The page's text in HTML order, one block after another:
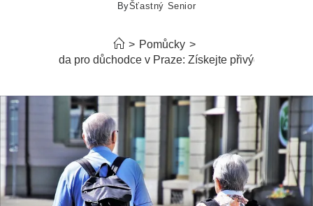
ByŠťastný Senior
> Pomůcky >
Brigáda pro důchodce v Praze: Získejte přivýdělek